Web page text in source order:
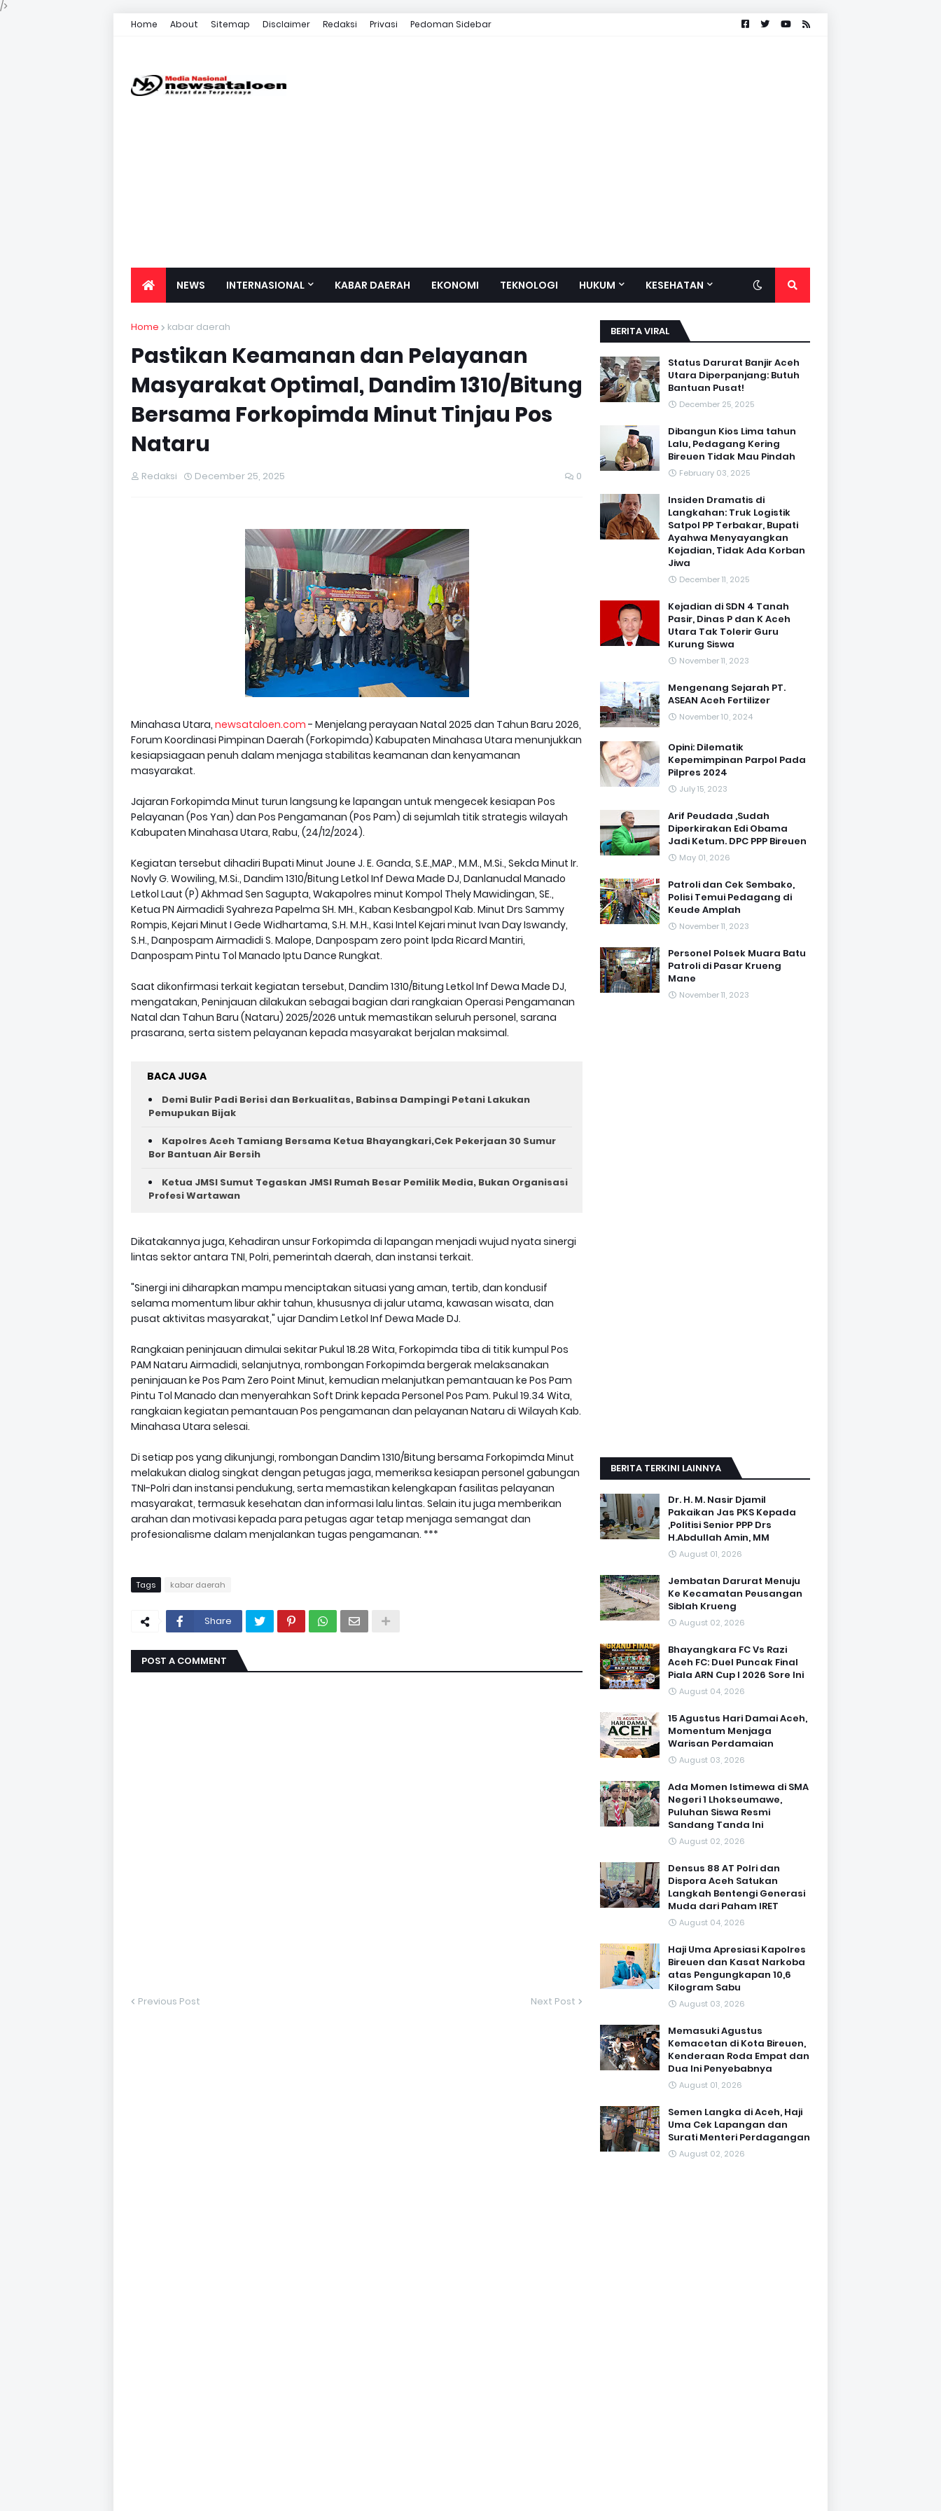
/>
Home About Sitemap Disclaimer Redaksi Privasi Pedoman Sidebar
NEWS INTERNASIONAL KABAR DAERAH EKONOMI TEKNOLOGI HUKUM KESEHATAN
Home kabar daerah
Pastikan Keamanan dan Pelayanan
Masyarakat Optimal, Dandim 1310/Bitung
Bersama Forkopimda Minut Tinjau Pos
Nataru
Redaksi December 25, 2025 0
Minahasa Utara, newsataloen.com - Menjelang perayaan Natal 2025 dan Tahun Baru 2026,
Forum Koordinasi Pimpinan Daerah (Forkopimda) Kabupaten Minahasa Utara menunjukkan
kesiapsiagaan penuh dalam menjaga stabilitas keamanan dan kenyamanan
masyarakat.
Jajaran Forkopimda Minut turun langsung ke lapangan untuk mengecek kesiapan Pos
Pelayanan (Pos Yan) dan Pos Pengamanan (Pos Pam) di sejumlah titik strategis wilayah
Kabupaten Minahasa Utara, Rabu, (24/12/2024).
Kegiatan tersebut dihadiri Bupati Minut Joune J. E. Ganda, S.E.,MAP., M.M., M.Si., Sekda Minut Ir.
Novly G. Wowiling, M.Si., Dandim 1310/Bitung Letkol Inf Dewa Made DJ, Danlanudal Manado
Letkol Laut (P) Akhmad Sen Sagupta, Wakapolres minut Kompol Thely Mawidingan, SE.,
Ketua PN Airmadidi Syahreza Papelma SH. MH., Kaban Kesbangpol Kab. Minut Drs Sammy
Rompis, Kejari Minut I Gede Widhartama, S.H. M.H., Kasi Intel Kejari minut Ivan Day Iswandy,
S.H., Danpospam Airmadidi S. Malope, Danpospam zero point Ipda Ricard Mantiri,
Danpospam Pintu Tol Manado Iptu Dance Rungkat.
Saat dikonfirmasi terkait kegiatan tersebut, Dandim 1310/Bitung Letkol Inf Dewa Made DJ,
mengatakan, Peninjauan dilakukan sebagai bagian dari rangkaian Operasi Pengamanan
Natal dan Tahun Baru (Nataru) 2025/2026 untuk memastikan seluruh personel, sarana
prasarana, serta sistem pelayanan kepada masyarakat berjalan maksimal.
BACA JUGA
Demi Bulir Padi Berisi dan Berkualitas, Babinsa Dampingi Petani Lakukan
Pemupukan Bijak
Kapolres Aceh Tamiang Bersama Ketua Bhayangkari,Cek Pekerjaan 30 Sumur
Bor Bantuan Air Bersih
Ketua JMSI Sumut Tegaskan JMSI Rumah Besar Pemilik Media, Bukan Organisasi
Profesi Wartawan
Dikatakannya juga, Kehadiran unsur Forkopimda di lapangan menjadi wujud nyata sinergi
lintas sektor antara TNI, Polri, pemerintah daerah, dan instansi terkait.
"Sinergi ini diharapkan mampu menciptakan situasi yang aman, tertib, dan kondusif
selama momentum libur akhir tahun, khususnya di jalur utama, kawasan wisata, dan
pusat aktivitas masyarakat," ujar Dandim Letkol Inf Dewa Made DJ.
Rangkaian peninjauan dimulai sekitar Pukul 18.28 Wita, Forkopimda tiba di titik kumpul Pos
PAM Nataru Airmadidi, selanjutnya, rombongan Forkopimda bergerak melaksanakan
peninjauan ke Pos Pam Zero Point Minut, kemudian melanjutkan pemantauan ke Pos Pam
Pintu Tol Manado dan menyerahkan Soft Drink kepada Personel Pos Pam. Pukul 19.34 Wita,
rangkaian kegiatan pemantauan Pos pengamanan dan pelayanan Nataru di Wilayah Kab.
Minahasa Utara selesai.
Di setiap pos yang dikunjungi, rombongan Dandim 1310/Bitung bersama Forkopimda Minut
melakukan dialog singkat dengan petugas jaga, memeriksa kesiapan personel gabungan
TNI-Polri dan instansi pendukung, serta memastikan kelengkapan fasilitas pelayanan
masyarakat, termasuk kesehatan dan informasi lalu lintas. Selain itu juga memberikan
arahan dan motivasi kepada para petugas agar tetap menjaga semangat dan
profesionalisme dalam menjalankan tugas pengamanan. ***
Tags kabar daerah
Share
POST A COMMENT
Previous Post Next Post
BERITA VIRAL
Status Darurat Banjir Aceh
Utara Diperpanjang: Butuh
Bantuan Pusat!
December 25, 2025
Dibangun Kios Lima tahun
Lalu, Pedagang Kering
Bireuen Tidak Mau Pindah
February 03, 2025
Insiden Dramatis di
Langkahan: Truk Logistik
Satpol PP Terbakar, Bupati
Ayahwa Menyayangkan
Kejadian, Tidak Ada Korban
Jiwa
December 11, 2025
Kejadian di SDN 4 Tanah
Pasir, Dinas P dan K Aceh
Utara Tak Tolerir Guru
Kurung Siswa
November 11, 2023
Mengenang Sejarah PT.
ASEAN Aceh Fertilizer
November 10, 2024
Opini: Dilematik
Kepemimpinan Parpol Pada
Pilpres 2024
July 15, 2023
Arif Peudada ,Sudah
Diperkirakan Edi Obama
Jadi Ketum. DPC PPP Bireuen
May 01, 2026
Patroli dan Cek Sembako,
Polisi Temui Pedagang di
Keude Amplah
November 11, 2023
Personel Polsek Muara Batu
Patroli di Pasar Krueng
Mane
November 11, 2023
BERITA TERKINI LAINNYA
Dr. H. M. Nasir Djamil
Pakaikan Jas PKS Kepada
,Politisi Senior PPP Drs
H.Abdullah Amin, MM
August 01, 2026
Jembatan Darurat Menuju
Ke Kecamatan Peusangan
Siblah Krueng
August 02, 2026
Bhayangkara FC Vs Razi
Aceh FC: Duel Puncak Final
Piala ARN Cup I 2026 Sore Ini
August 04, 2026
15 Agustus Hari Damai Aceh,
Momentum Menjaga
Warisan Perdamaian
August 03, 2026
Ada Momen Istimewa di SMA
Negeri 1 Lhokseumawe,
Puluhan Siswa Resmi
Sandang Tanda Ini
August 02, 2026
Densus 88 AT Polri dan
Dispora Aceh Satukan
Langkah Bentengi Generasi
Muda dari Paham IRET
August 04, 2026
Haji Uma Apresiasi Kapolres
Bireuen dan Kasat Narkoba
atas Pengungkapan 10,6
Kilogram Sabu
August 03, 2026
Memasuki Agustus
Kemacetan di Kota Bireuen,
Kenderaan Roda Empat dan
Dua Ini Penyebabnya
August 01, 2026
Semen Langka di Aceh, Haji
Uma Cek Lapangan dan
Surati Menteri Perdagangan
August 02, 2026